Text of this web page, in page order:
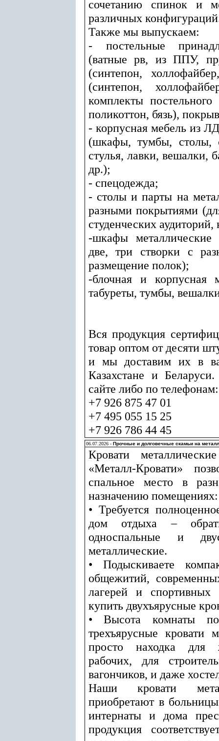
сочетанию спинок и
различных
Также мы выпускаем:
- постельные
(ватные рв, из ППУ,
(синтепон,
(синтепон,
комплекты
поликоттон, бязь),
- корпусная мебель из
(шкафы, тумбы, столы,
стулья, лавки, вешалки,
др.);
- спецодежда;
- столы и парты на
разными покрытиями
студенческих аудиторий,
-шкафы металлические
две, три створки с
размещение полок);
-блочная и корпусная
табуреты, тумбы,
Вся продукция
товар оптом от десяти
и мы доставим их в
Казахстане и
сайте либо по телефонам:
+7 926 875 47 01
+7 495 055 15 25
+7 926 786 44 45
06.07.2026 - Прочные и долговечные скамьи на
Кровати
«Металл-Кровати»
спальное место в
назначению помещениях:
• Требуется
дом отдыха –
односпальные и
металлические.
• Подыскиваете
общежитий,
лагерей и спортивных
купить двухъярусные
• Высота комнаты
трехъярусные кровати
просто находка для
рабочих, для
вагончиков, и даже
Наши кровати
приобретают в
интернаты и дома
продукция